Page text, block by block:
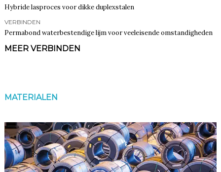
Hybride lasproces voor dikke duplexstalen
VERBINDEN
Permabond waterbestendige lijm voor veeleisende omstandigheden
MEER VERBINDEN
MATERIALEN